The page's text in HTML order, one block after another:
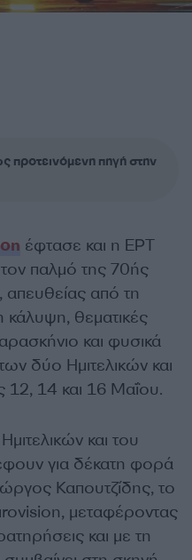
πηγή στην
έφτασε και η ΕΡΤ
τον παλμό της 70ής
απευθείας από τη
θεματικές
και φυσικά
δύο Ημιτελικών και
12, 14 και 16 Μαΐου.
και του
για δέκατη φορά
Καπουτζίδης, το
μεταφέροντας
και με τη